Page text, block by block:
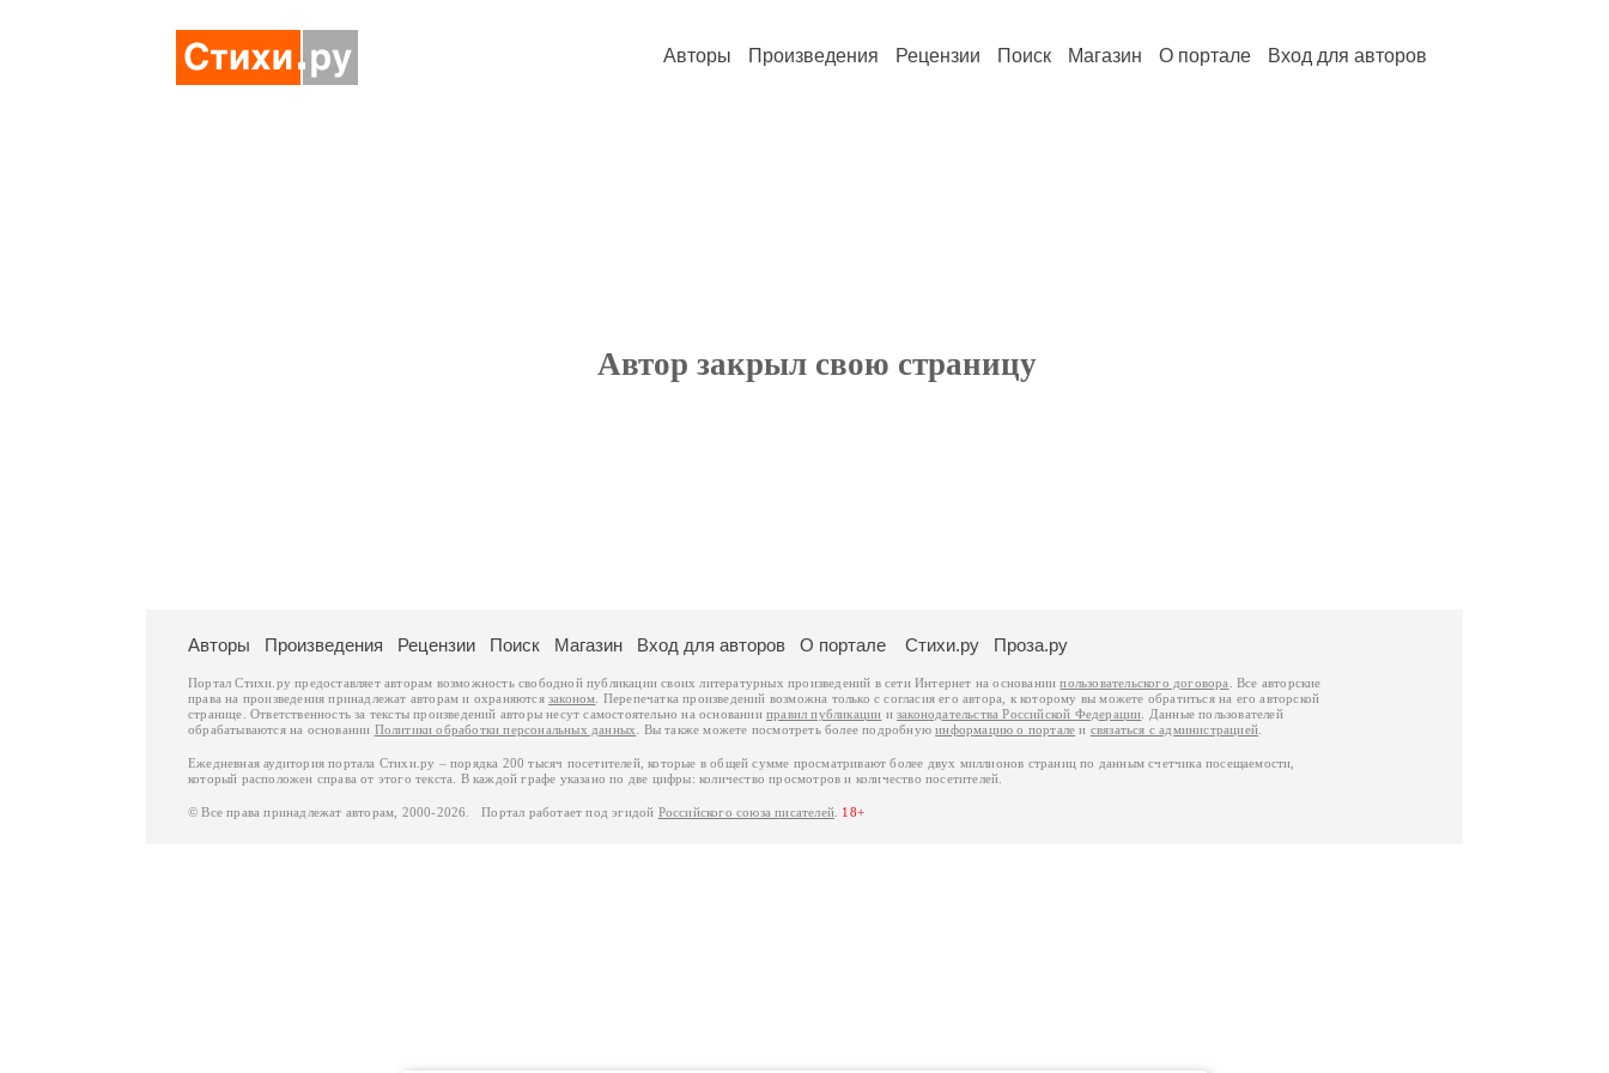
Авторы Произведения Рецензии Поиск Магазин О портале Вход для авторов
Автор закрыл свою страницу
Авторы Произведения Рецензии Поиск Магазин Вход для авторов О портале Стихи.ру Проза.ру
Портал Стихи.ру предоставляет авторам возможность свободной публикации своих литературных произведений в сети Интернет на основаниипользовательского договора
. Все авторские
права на произведения принадлежат авторам и охраняются законом . Перепечатка произведений возможна только с согласия его автора, к которому вы можете обратиться на его авторской
странице. Ответственность за тексты произведений авторы несут самостоятельно на основанииправил публикации изаконодательства Российской Федерации . Данные пользователей
обрабатываются на основании Политики обработки персональных данных . Вы также можете посмотреть более подробнуюинформацию о портале и связаться с администрацией
Ежедневная аудитория портала Стихи.ру – порядка 200 тысяч посетителей, которые в общей сумме просматривают более двух миллионов страниц по данным счетчика посещаемости,
который расположен справа от этого текста. В каждой графе указано по две цифры: количество просмотров и количество посетителей.
© Все права принадлежат авторам, 2000-2026. Портал работает под эгидой Российского союза писателей 18+